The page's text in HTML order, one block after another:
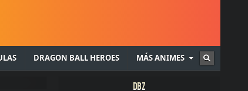
DRAGON BALL HEROES MÁS ANIMES
DBZ